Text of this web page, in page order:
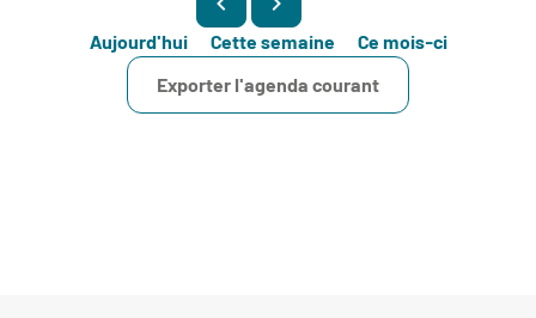
Aujourd'hui Cette semaine
Ce mois-ci
Exporter l'agenda courant